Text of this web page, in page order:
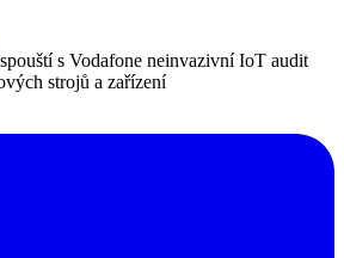
s Vodafone neinvazivní IoT audit
strojů a zařízení